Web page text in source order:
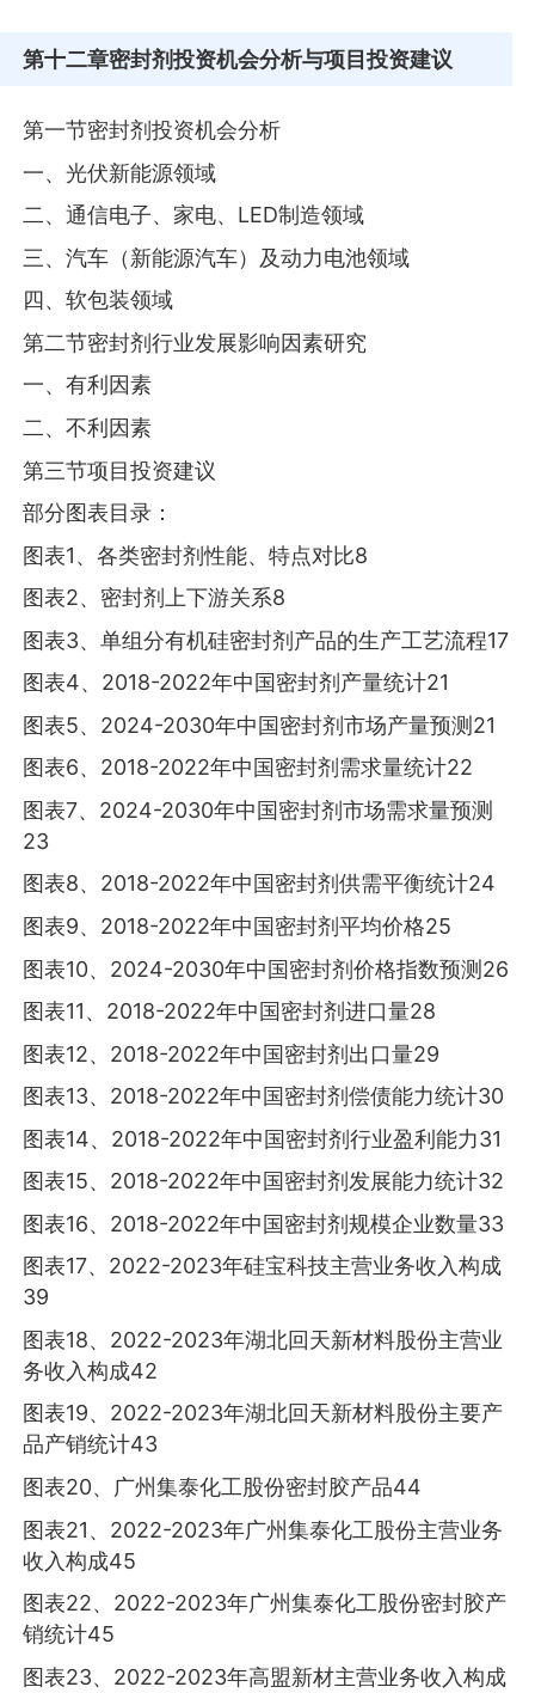
第十二章密封剂投资机会分析与项目投资建议
第一节密封剂投资机会分析
一、光伏新能源领域
二、通信电子、家电、LED制造领域
三、汽车（新能源汽车）及动力电池领域
四、软包装领域
第二节密封剂行业发展影响因素研究
一、有利因素
二、不利因素
第三节项目投资建议
部分图表目录：
图表1、各类密封剂性能、特点对比8
图表2、密封剂上下游关系8
图表3、单组分有机硅密封剂产品的生产工艺流程17
图表4、2018-2022年中国密封剂产量统计21
图表5、2024-2030年中国密封剂市场产量预测21
图表6、2018-2022年中国密封剂需求量统计22
图表7、2024-2030年中国密封剂市场需求量预测
23
图表8、2018-2022年中国密封剂供需平衡统计24
图表9、2018-2022年中国密封剂平均价格25
图表10、2024-2030年中国密封剂价格指数预测26
图表11、2018-2022年中国密封剂进口量28
图表12、2018-2022年中国密封剂出口量29
图表13、2018-2022年中国密封剂偿债能力统计30
图表14、2018-2022年中国密封剂行业盈利能力31
图表15、2018-2022年中国密封剂发展能力统计32
图表16、2018-2022年中国密封剂规模企业数量33
图表17、2022-2023年硅宝科技主营业务收入构成
39
图表18、2022-2023年湖北回天新材料股份主营业
务收入构成42
图表19、2022-2023年湖北回天新材料股份主要产
品产销统计43
图表20、广州集泰化工股份密封胶产品44
图表21、2022-2023年广州集泰化工股份主营业务
收入构成45
图表22、2022-2023年广州集泰化工股份密封胶产
销统计45
图表23、2022-2023年高盟新材主营业务收入构成